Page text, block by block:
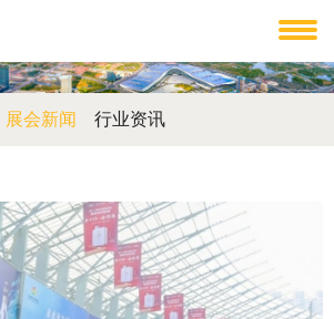
展会新闻 行业资讯